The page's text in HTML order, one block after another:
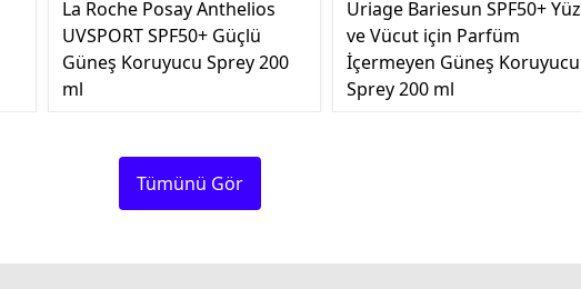
La Roche Posay Anthelios
UVSPORT SPF50+ Güçlü
Güneş Koruyucu Sprey 200
ml
Uriage Bariesun SPF50+ Yüz
ve Vücut için Parfüm
İçermeyen Güneş Koruyucu
Sprey 200 ml
Tümünü Gör